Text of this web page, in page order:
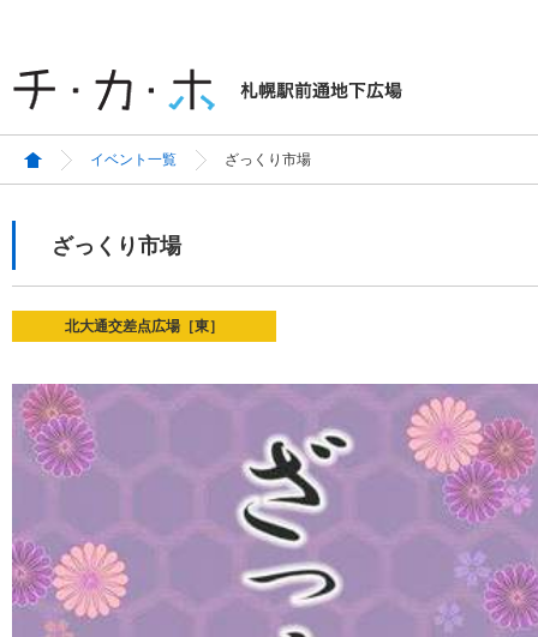
イベント一覧 ざっくり市場
ざっくり市場
北大通交差点広場［東］